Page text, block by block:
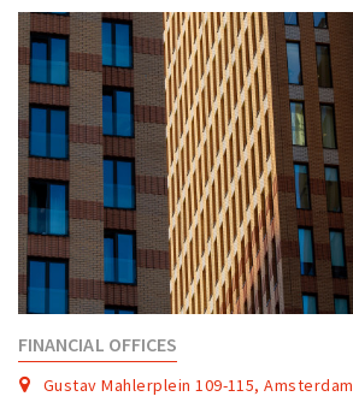
FINANCIAL OFFICES
Gustav Mahlerplein 109-115, Amsterdam